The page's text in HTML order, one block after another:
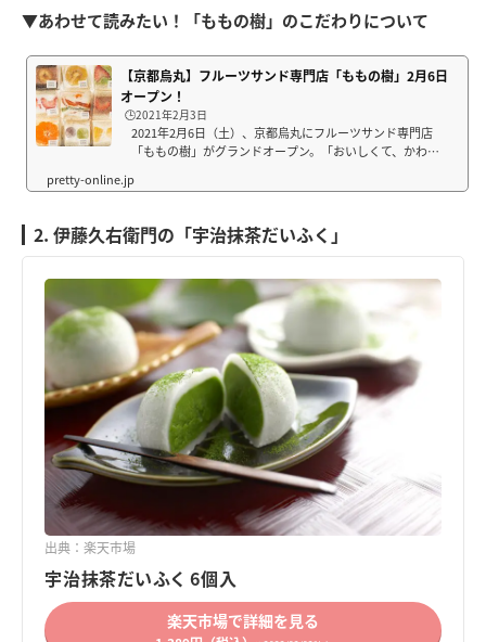
▼あわせて読みたい！「ももの樹」のこだわりについて
【京都烏丸】フルーツサンド専門店「ももの樹」2月6日
オープン！
🕒️2021年2月3日
2021年2月6日（土）、京都烏丸にフルーツサンド専門店
「ももの樹」がグランドオープン。「おいしくて、かわい
なれるフルーツサンドをテイクアウトで販売します、「も
2. 伊藤久右衛門の「宇治抹茶だいふく」
出典：楽天市場
宇治抹茶だいふく 6個入
楽天市場で詳細を見る